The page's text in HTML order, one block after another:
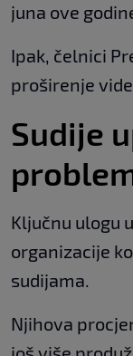
juna ove
Ipak, čelnici
proširenje
Sudije
Ključnu ulogu
organizacije
sudijama.
Njihova